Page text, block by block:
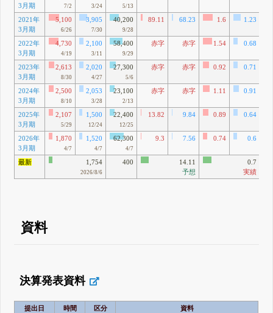
3月期
7/2 3/24 5/13
2021年
3月期
5,100
6/26
3,905
7/30
40,200
9/28
89.11 68.23 1.6 1.23
2022年
3月期
4,730
4/19
2,100
3/11
58,400
9/29
赤字 赤字 1.54 0.68
2023年
3月期
2,613
8/30
2,020
4/27
27,300
5/6
赤字 赤字 0.92 0.71
2024年
3月期
2,500
8/10
2,053
3/28
23,100
2/13
赤字 赤字 1.11 0.91
2025年
3月期
2,107
5/29
1,500
12/24
22,400
12/25
13.82 9.84 0.89 0.64
2026年
3月期
1,870
4/7
1,520
4/7
62,300
4/7
9.3 7.56 0.74 0.6
最新
1,754
2026/8/6
400
14.11
予想
0.7
実績
資料
決算発表資料
提出日 時間 区分
資料